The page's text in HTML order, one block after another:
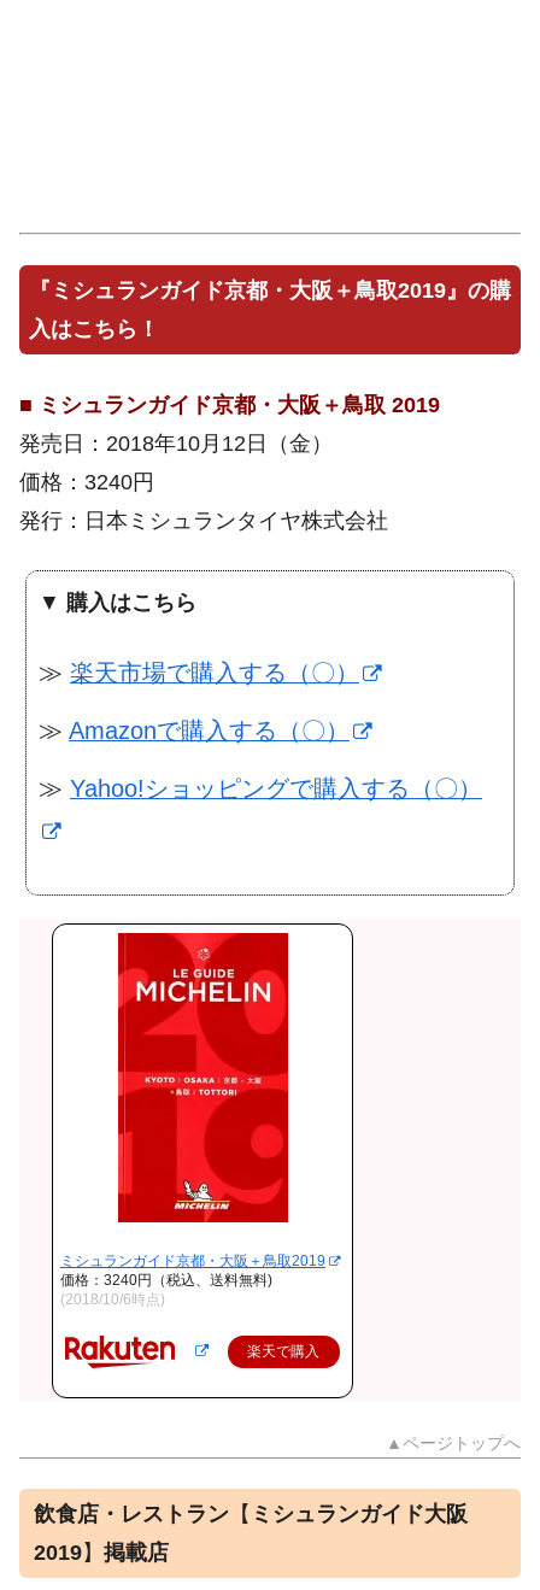
『ミシュランガイド京都・大阪＋鳥取2019』の購
入はこちら！
■ ミシュランガイド京都・大阪＋鳥取 2019
発売日：2018年10月12日（金）
価格：3240円
発行：日本ミシュランタイヤ株式会社
▼ 購入はこちら
≫ 楽天市場で購入する（〇）
≫ Amazonで購入する（〇）
≫ Yahoo!ショッピングで購入する（〇）
ミシュランガイド京都・大阪＋鳥取2019
価格：3240円（税込、送料無料)
(2018/10/6時点)
楽天で購入
▲ページトップへ
飲食店・レストラン 【 ミシュランガイド大阪
2019】 掲載店